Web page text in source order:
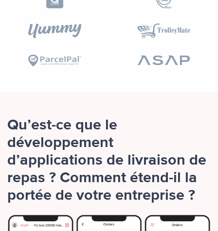
Qu’est-ce que le
développement
d’applications de livraison de
repas ? Comment étend-il la
portée de votre entreprise ?